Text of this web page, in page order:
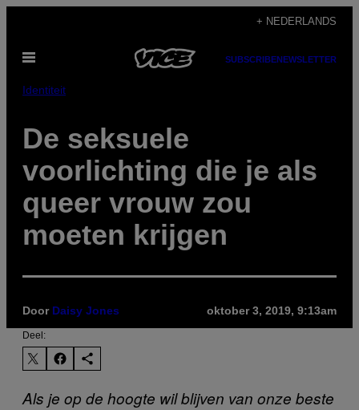
de
inhoud
+ NEDERLANDS
Open
SUBSCRIBENEWSLETTER
Identiteit
De seksuele
voorlichting die je als
queer vrouw zou
moeten krijgen
Door Daisy Jones oktober 3, 2019, 9:13am
Deel:
Als je op de hoogte wil blijven van onze beste